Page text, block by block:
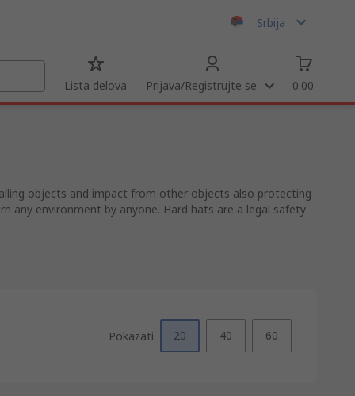
Srbija
Lista delova Prijava/Registrujte se 0.00
objects and impact from other objects also protecting
any environment by anyone. Hard hats are a legal safety
Pokazati 20 40 60